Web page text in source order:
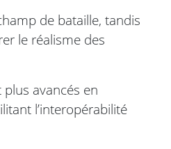
de bataille, tandis
le réalisme des
avancés en
l’interopérabilité